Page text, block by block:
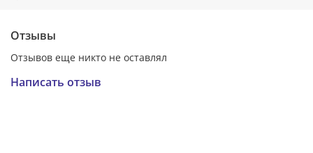
Отзывы
Отзывов еще никто не оставлял
Написать отзыв